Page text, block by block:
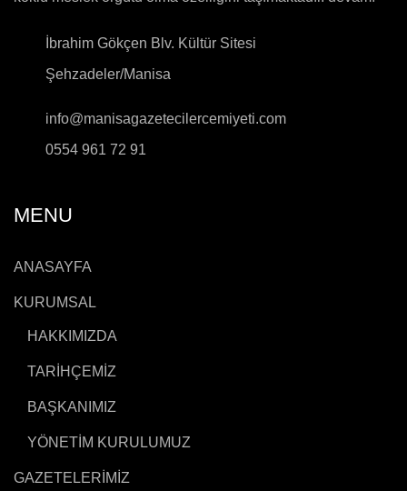
İbrahim Gökçen Blv. Kültür Sitesi
Şehzadeler/Manisa
info@manisagazetecilercemiyeti.com
0554 961 72 91
MENU
ANASAYFA
KURUMSAL
HAKKIMIZDA
TARİHÇEMİZ
BAŞKANIMIZ
YÖNETİM KURULUMUZ
GAZETELERİMİZ